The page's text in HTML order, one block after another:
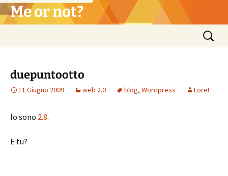
Vai
al Me or not?
Ricerca
per:
duepuntootto
11 Giugno 2009 web 2.0 blog, Wordpress Lore!
Io sono 2.8.
E tu?